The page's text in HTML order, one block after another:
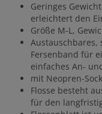
Geringes
erleichtert den
Größe M-L,
Austauschbares,
Fersenband für
einfaches An-
mit Neopren-
Flosse besteht
für den